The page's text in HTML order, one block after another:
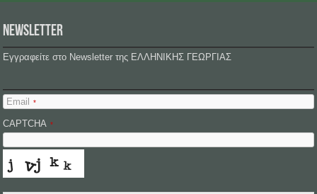
NEWSLETTER
Εγγραφείτε στο Newsletter της ΕΛΛΗΝΙΚΗΣ ΓΕΩΡΓΙΑΣ
Email *
CAPTCHA *